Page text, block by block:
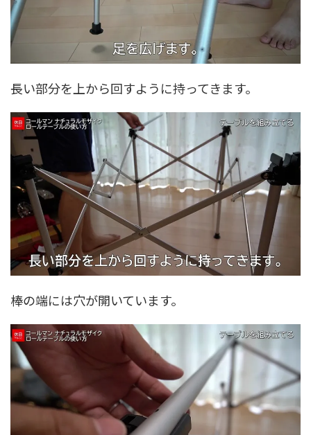
長い部分を上から回すように持ってきます。
棒の端には穴が開いています。